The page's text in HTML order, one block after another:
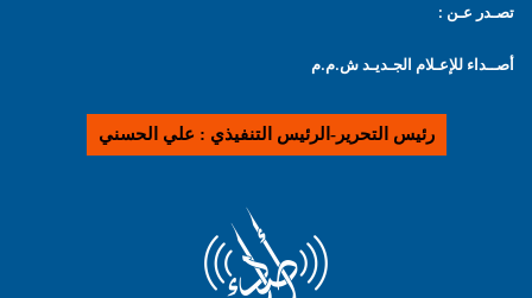
تصـدر عـن :
أصــداء للإعـلام الجـديـد ش.م.م
رئيس التحرير-الرئيس التنفيذي : علي الحسني